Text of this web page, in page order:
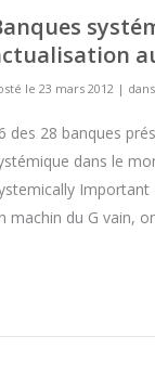
le 23 mars 2012 |
des 28 banques
dans le
machin du G vain,